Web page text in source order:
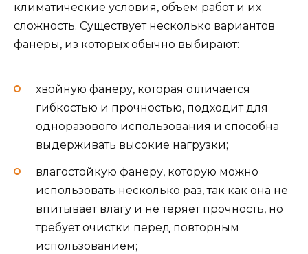
климатические условия, объем работ и их
сложность. Существует несколько вариантов
фанеры, из которых обычно выбирают:
хвойную фанеру, которая отличается
гибкостью и прочностью, подходит для
одноразового использования и способна
выдерживать высокие нагрузки;
влагостойкую фанеру, которую можно
использовать несколько раз, так как она не
впитывает влагу и не теряет прочность, но
требует очистки перед повторным
использованием;